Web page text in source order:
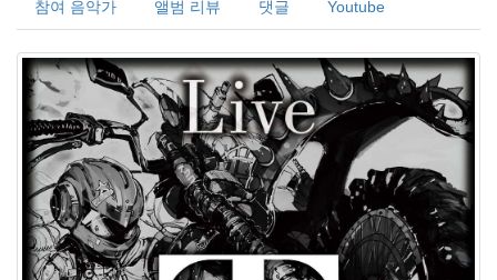
참여 음악가 앨범 리뷰 댓글 Youtube